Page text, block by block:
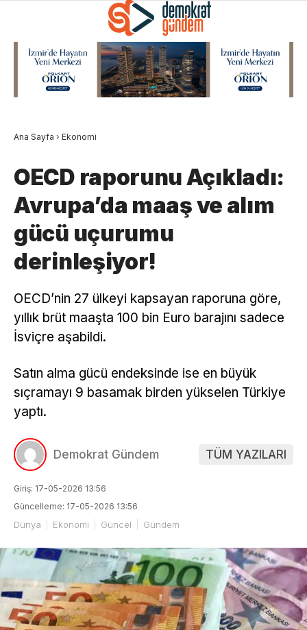
Ana Sayfa › Ekonomi
OECD raporunu Açıkladı:
Avrupa’da maaş ve alım
gücü uçurumu
derinleşiyor!
OECD’nin 27 ülkeyi kapsayan raporuna göre,
yıllık brüt maaşta 100 bin Euro barajını sadece
İsviçre aşabildi.
Satın alma gücü endeksinde ise en büyük
sıçramayı 9 basamak birden yükselen Türkiye
yaptı.
Demokrat Gündem TÜM YAZILARI
Giriş: 17-05-2026 13:56
Güncelleme: 17-05-2026 13:56
Dünya Ekonomi Güncel Gündem